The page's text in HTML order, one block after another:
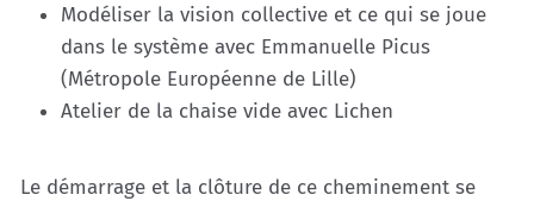
Modéliser la vision collective et ce qui se joue
dans le système avec Emmanuelle Picus
(Métropole Européenne de Lille)
Atelier de la chaise vide avec Lichen
Le démarrage et la clôture de ce cheminement se